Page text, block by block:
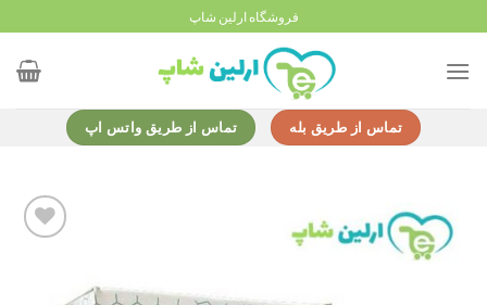
to
content
فروشگاه ارلین شاپ
تماس از طریق بله تماس از طریق واتس اپ